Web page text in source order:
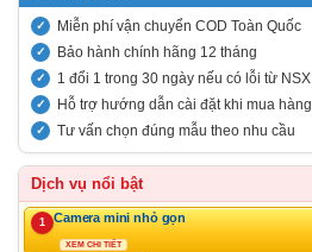
Miễn phí vận chuyển COD Toàn Quốc
Bảo hành chính hãng 12 tháng
1 đổi 1 trong 30 ngày nếu có lỗi từ NSX
Hỗ trợ hướng dẫn cài đặt khi mua hàng
Tư vấn chọn đúng mẫu theo nhu cầu
Dịch vụ nổi bật
1 Camera mini nhỏ gọn
XEM CHI TIẾT